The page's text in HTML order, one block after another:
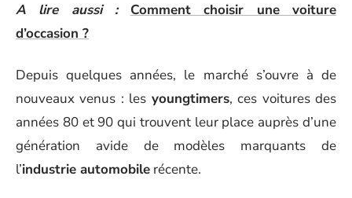
A lire aussi :
Comment choisir une voiture
d’occasion ?
Depuis quelques années, le marché s’ouvre à de
nouveaux venus : les youngtimers, ces voitures des
années 80 et 90 qui trouvent leur place auprès d’une
génération avide de modèles marquants de
l’industrie automobile récente.